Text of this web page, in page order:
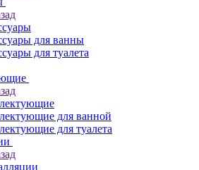
для ванны
для туалета
для ванной
для туалета